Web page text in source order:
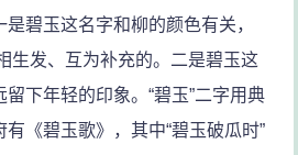
碧玉这名字和柳的颜色有关，
生发、互为补充的。二是碧玉这
下年轻的印象。“碧玉”二字用典
《碧玉歌》，其中“碧玉破瓜时”